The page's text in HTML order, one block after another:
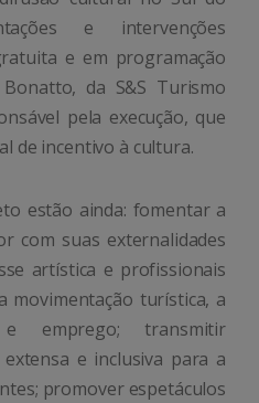
e intervenções
e em programação
da S&S Turismo
pela execução, que
de incentivo à cultura.
estão ainda: fomentar a
com suas externalidades
artística e profissionais
movimentação turística, a
emprego; transmitir
e inclusiva para a
promover espetáculos